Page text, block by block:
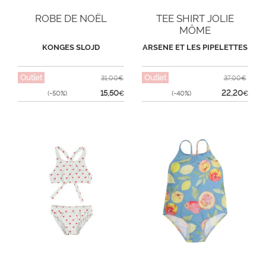
ROBE DE NOËL
KONGES SLOJD
Outlet
(-50%)
31,00€
15,50€
TEE SHIRT JOLIE
MÔME
ARSENE ET LES PIPELETTES
Outlet
(-40%)
37,00€
22,20€